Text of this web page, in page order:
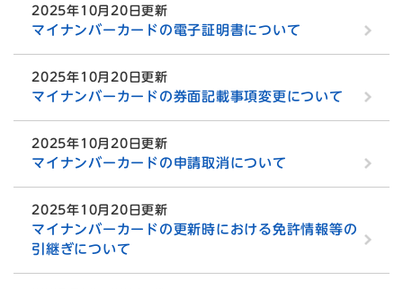
2025年10月20日更新
マイナンバーカードの電子証明書について
2025年10月20日更新
マイナンバーカードの券面記載事項変更について
2025年10月20日更新
マイナンバーカードの申請取消について
2025年10月20日更新
マイナンバーカードの更新時における免許情報等の
引継ぎについて